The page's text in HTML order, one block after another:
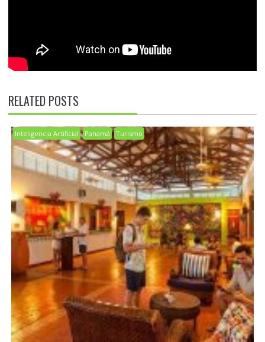
RELATED POSTS
Inteligencia Artificial Panamá Turismo